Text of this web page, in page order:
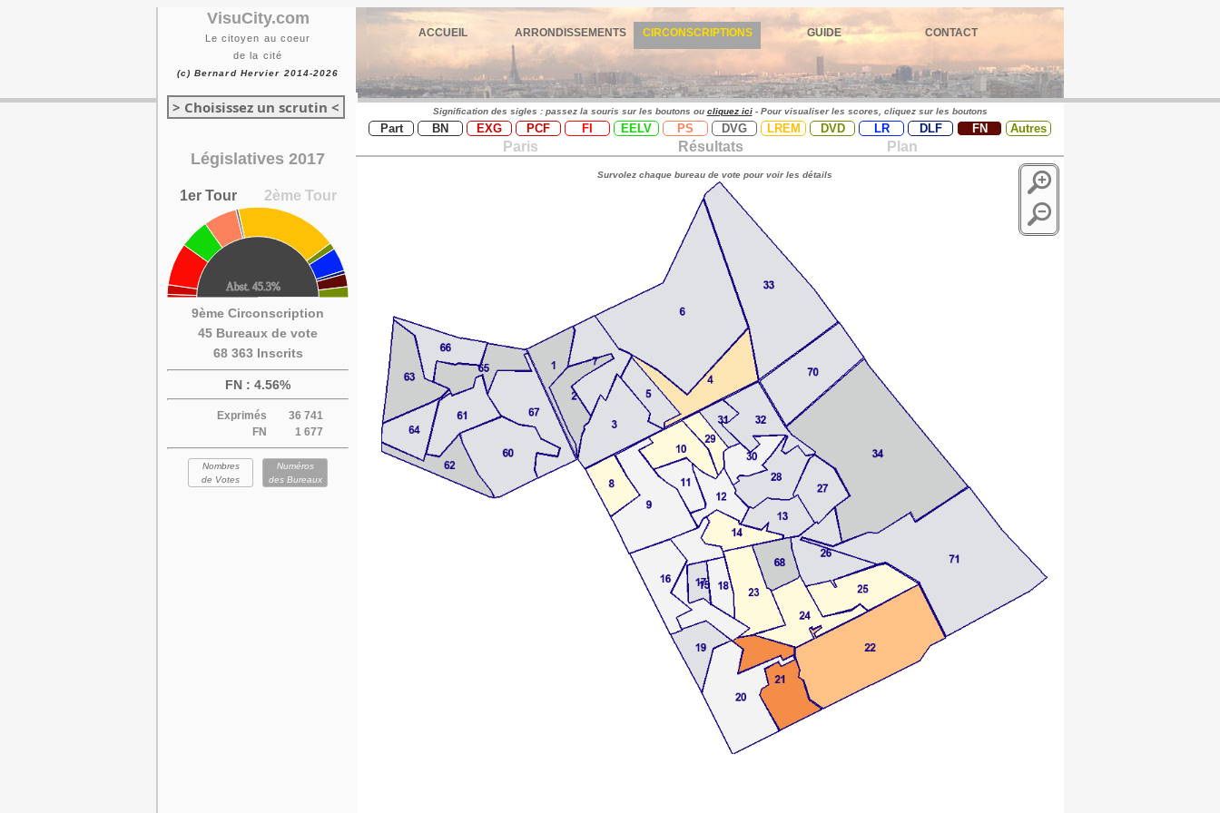
VisuCity.com
Le citoyen au coeur
de la cité
(c) Bernard Hervier 2014-2026
ACCUEIL ARRONDISSEMENTS CIRCONSCRIPTIONS GUIDE CONTACT
> Choisissez un scrutin <
Législatives 2017
1er Tour 2ème Tour
9ème Circonscription
45 Bureaux de vote
68 363 Inscrits
FN : 4.56%
Exprimés
36 741
FN
1 677
Nombres
de Votes
Numéros
des Bureaux
Signification des sigles : passez la souris sur les boutons ou cliquez ici- Pour visualiser les scores, cliquez sur les boutons
Part BN EXG PCF FI EELV PS DVG LREM DVD LR DLF FN Autres
Paris Résultats Plan
Survolez chaque bureau de vote pour voir les détails